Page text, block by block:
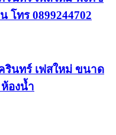
โทร 0899244702
รินทร์ เฟสใหม่ ขนาด
องน้ำ